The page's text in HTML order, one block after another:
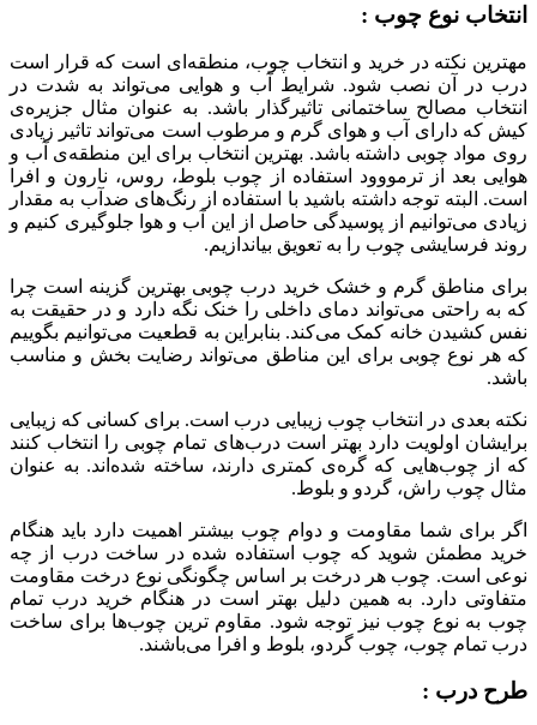
انتخاب نوع چوب :
مهترین نکته در خرید و انتخاب چوب، منطقه‌ای است که قرار است
درب در آن نصب شود. شرایط آب و هوایی می‌تواند به شدت در
انتخاب مصالح ساختمانی تاثیرگذار باشد. به عنوان مثال جزیره‌ی
کیش که دارای آب و هوای گرم و مرطوب است می‌تواند تاثیر زیادی
روی مواد چوبی داشته باشد. بهترین انتخاب برای این منطقه‌ی آب و
هوایی بعد از ترمووود استفاده از چوب بلوط، روس، نارون و افرا
است. البته توجه داشته باشید با استفاده از رنگ‌های ضدآب به مقدار
زیادی می‌توانیم از پوسیدگی حاصل از این آب و هوا جلوگیری کنیم و
روند فرسایشی چوب را به تعویق بیا‌ندازیم.
برای مناطق گرم و خشک خرید درب چوبی بهترین گزینه است چرا
که به راحتی می‌تواند دمای داخلی را خنک نگه دارد و در حقیقت به
نفس کشیدن خانه کمک می‌کند. بنابراین به قطعیت می‌توانیم بگوییم
که هر نوع چوبی برای این مناطق می‌تواند رضایت بخش و مناسب
باشد.
نکته بعدی در انتخاب چوب زیبایی درب است. برای کسانی که زیبایی
برایشان اولویت دارد بهتر است درب‌های تمام چوبی را انتخاب کنند
که از چوب‌هایی که گره‌ی کمتری دارند، ساخته شده‌اند. به عنوان
مثال چوب راش، گردو و بلوط.
اگر برای شما مقاومت و دوام چوب بیشتر اهمیت دارد باید هنگام
خرید مطمئن شوید که چوب استفاده شده در ساخت درب از چه
نوعی است. چوب هر درخت بر اساس چگونگی نوع درخت مقاومت
متفاوتی دارد. به همین دلیل بهتر است در هنگام خرید درب تمام
چوب به نوع چوب نیز توجه شود. مقاوم ترین چوب‌ها برای ساخت
درب تمام چوب، چوب گردو، بلوط و افرا می‌باشند.
طرح درب :